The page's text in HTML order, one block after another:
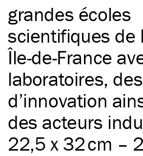
grandes écoles
scientifiques de
Île-de-France
laboratoires,
d’innovation
des acteurs
22,5 x 32 cm –